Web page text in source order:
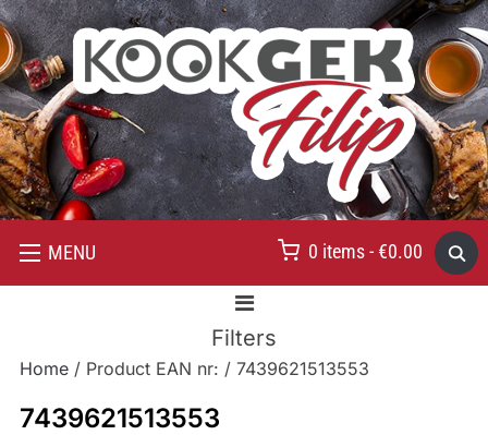
MENU 0 items - €0.00
Filters
Home/ Product EAN nr: / 7439621513553
7439621513553